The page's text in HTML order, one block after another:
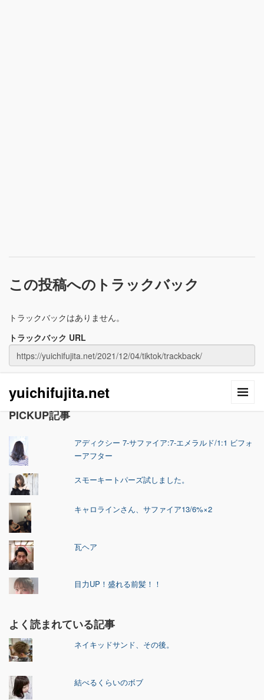
この投稿へのトラックバック
トラックバックはありません。
トラックバック URL
yuichifujita.net
PICKUP記事
アディクシー 7-サファイア:7-エメラルド/1:1 ビフォ
ーアフター
スモーキートパーズ試しました。
キャロラインさん、サファイア13/6%×2
瓦ヘア
目力UP！盛れる前髪！！
よく読まれている記事
ネイキッドサンド、その後。
結べるくらいのボブ